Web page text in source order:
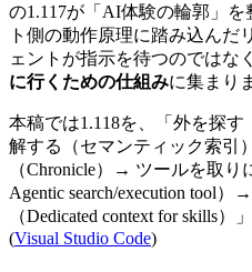
の1.117が「AI体験の輪郭」
ト側の動作原理に踏み込んだ
ェントが指示を待つのではな
に行くための仕組みに集まり
本稿では1.118を、「外を探す
解する（セマンティック索引
（Chronicle）→ ツールを取り
Agentic search/execution tool
（Dedicated context for skills
(Visual Studio Code)